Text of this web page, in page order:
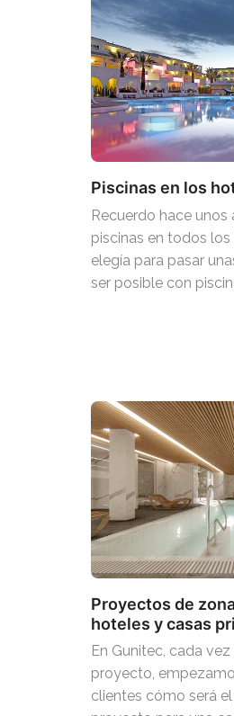
Piscinas en los
Recuerdo hace
piscinas en todos
elegía para pasar
ser posible con
Proyectos de
hoteles y casas
En Gunitec, cada
proyecto,
clientes cómo será